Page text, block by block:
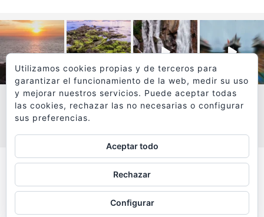
VER MÁS
Todos los textos y fotografías de
www.viajesyfotografia.comson propiedad de su autor
y están protegidos por © Copyright
Utilizamos cookies propias y de terceros para
garantizar el funcionamiento de la web, medir su uso
y mejorar nuestros servicios. Puede aceptar todas
las cookies, rechazar las no necesarias o configurar
sus preferencias.
Aceptar todo
Rechazar
Configurar